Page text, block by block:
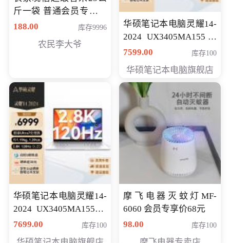
斤一袋 普通会员专享价
格178元
188.00 库存9996
农民李大爷
华硕笔记本电脑灵耀14-
2024 UX3405MA155冰
川银 oled 智慧轻薄本 会
7599.00 库存100
华硕笔记本电脑旗舰店
华硕笔记本电脑灵耀14-
2024 UX3405MA155夜
空蓝 oled 智慧轻薄本 会
7699.00 库存100
摩飞电器灭蚊灯MF-
6060 会员专享价68元
98.00
库存100